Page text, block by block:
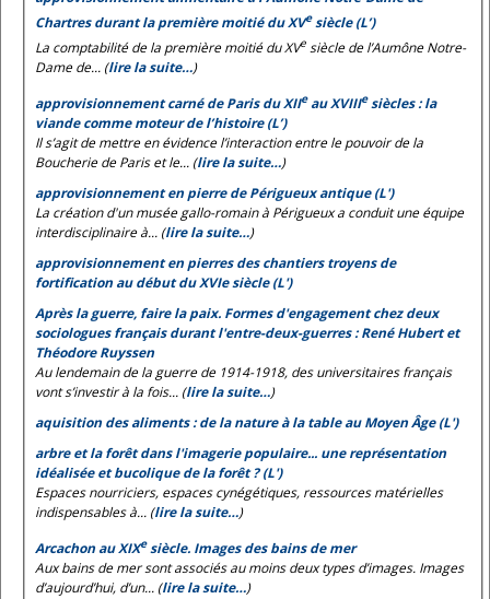
Chartres durant la première moitié du XVesiècle (L’)
La comptabilité de la première moitié du XVe siècle de l’Aumône Notre-
Dame de... (lire la suite…)
approvisionnement carné de Paris du XIIeau XVIIIesiècles : la
viande comme moteur de l’histoire (L’)
Il s’agit de mettre en évidence l’interaction entre le pouvoir de la
Boucherie de Paris et le... (lire la suite…)
approvisionnement en pierre de Périgueux antique (L')
La création d'un musée gallo-romain à Périgueux a conduit une équipe
interdisciplinaire à... (lire la suite…)
approvisionnement en pierres des chantiers troyens de
fortification au début du XVIe siècle (L')
Après la guerre, faire la paix. Formes d'engagement chez deux
sociologues français durant l'entre-deux-guerres : René Hubert et
Théodore Ruyssen
Au lendemain de la guerre de 1914-1918, des universitaires français
vont s’investir à la fois... (lire la suite…)
aquisition des aliments : de la nature à la table au Moyen Âge (L')
arbre et la forêt dans l'imagerie populaire... une représentation
idéalisée et bucolique de la forêt ? (L')
Espaces nourriciers, espaces cynégétiques, ressources matérielles
indispensables à... (lire la suite…)
Arcachon au XIXesiècle. Images des bains de mer
Aux bains de mer sont associés au moins deux types d’images. Images
d’aujourd’hui, d’un... (lire la suite…)